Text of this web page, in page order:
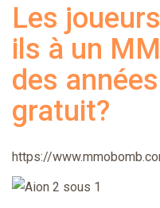
Les
ils à un
des
gratuit?
https://